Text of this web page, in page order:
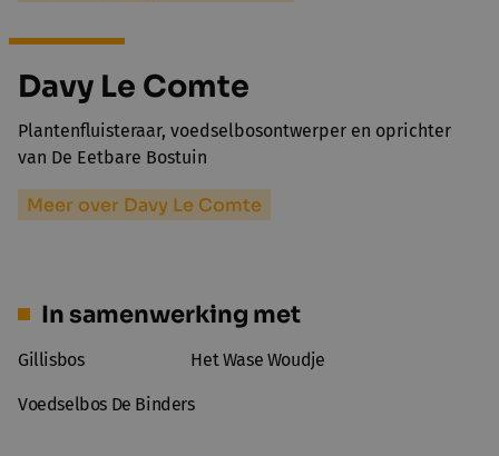
Davy Le Comte
Plantenfluisteraar, voedselbosontwerper en oprichter
van De Eetbare Bostuin
Meer over Davy Le Comte
In samenwerking met
Gillisbos Het Wase Woudje
Voedselbos De Binders